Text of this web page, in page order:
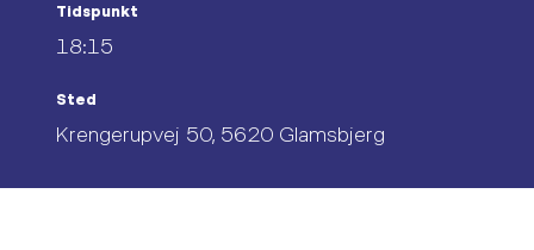
Tidspunkt
18:15
Sted
Krengerupvej 50, 5620 Glamsbjerg